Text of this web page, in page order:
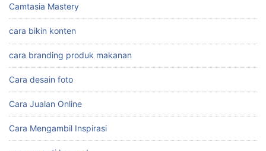
Camtasia Mastery
cara bikin konten
cara branding produk makanan
Cara desain foto
Cara Jualan Online
Cara Mengambil Inspirasi